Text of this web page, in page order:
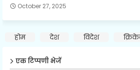
October 27, 2025
होम देश विदेश
एक टिप्पणी भेजें